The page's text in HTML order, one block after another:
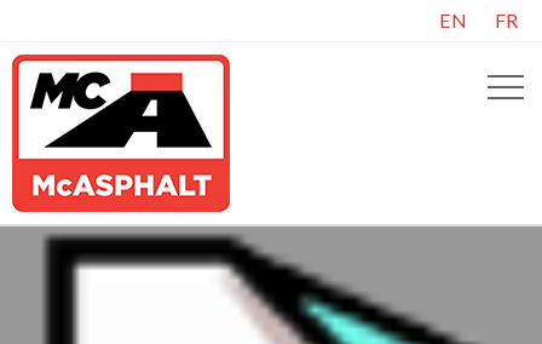
EN FR